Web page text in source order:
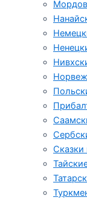
Сказки